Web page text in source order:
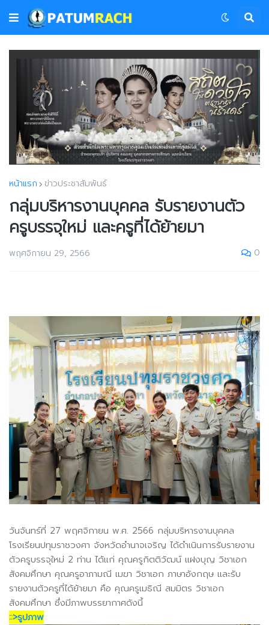
หน้าแรก ข่าวประชาสัมพันธ์
กลุ่มบริหารงานบุคคล รับรายงานตัว
ครูบรรจุใหม่ และครูที่ได้ย้ายมา
พฤศจิกายน 29, 2566 0
วันจันทร์ที่ 27 พฤศจิกายน พ.ศ. 2566 กลุ่มบริหารงานบุคคล
โรงเรียนปทุมราชวงศา จังหวัดอำนาจเจริญ ได้ดำเนินการรับรายงาน
ตัวครูบรรจุใหม่ 2 ท่าน ได้แก่ คุณครูกิตติวัฒน์ แฝงบุญ วิชาเอก
สังคมศึกษา คุณครูอาภามณี เมฆา วิชาเอก ภาษาอังกฤษ และรับ
รายงานตัวครูที่ได้ย้ายมา คือ คุณครูเมธิณี สมมิตร วิชาเอก
สังคมศึกษา ซึ่งมีภาพบรรยากาศดังนี้
::>รูปภาพ